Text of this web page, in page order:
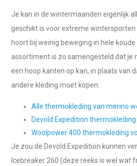
Je kan in de wintermaanden eigenlijk
geschikt is voor extreme
hoort bij weinig beweging in hele
assortiment is zo samengesteld dat je
een hoop kanten op kan, in plaats van
andere kleding moet kopen.
Alle thermokleding van merino
Devold Expedition
Woolpower 400 thermokleding
Je zou de Devold Expedition kunnen
Icebreaker 260 (deze reeks is wel wat